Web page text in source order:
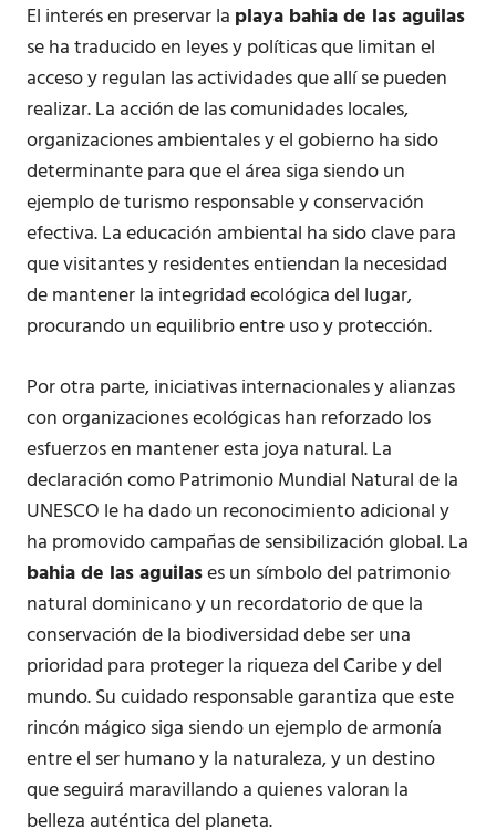
El interés en preservar la playa bahia de las aguilas
se ha traducido en leyes y políticas que limitan el
acceso y regulan las actividades que allí se pueden
realizar. La acción de las comunidades locales,
organizaciones ambientales y el gobierno ha sido
determinante para que el área siga siendo un
ejemplo de turismo responsable y conservación
efectiva. La educación ambiental ha sido clave para
que visitantes y residentes entiendan la necesidad
de mantener la integridad ecológica del lugar,
procurando un equilibrio entre uso y protección.
Por otra parte, iniciativas internacionales y alianzas
con organizaciones ecológicas han reforzado los
esfuerzos en mantener esta joya natural. La
declaración como Patrimonio Mundial Natural de la
UNESCO le ha dado un reconocimiento adicional y
ha promovido campañas de sensibilización global. La
bahia de las aguilases un símbolo del patrimonio
natural dominicano y un recordatorio de que la
conservación de la biodiversidad debe ser una
prioridad para proteger la riqueza del Caribe y del
mundo. Su cuidado responsable garantiza que este
rincón mágico siga siendo un ejemplo de armonía
entre el ser humano y la naturaleza, y un destino
que seguirá maravillando a quienes valoran la
belleza auténtica del planeta.